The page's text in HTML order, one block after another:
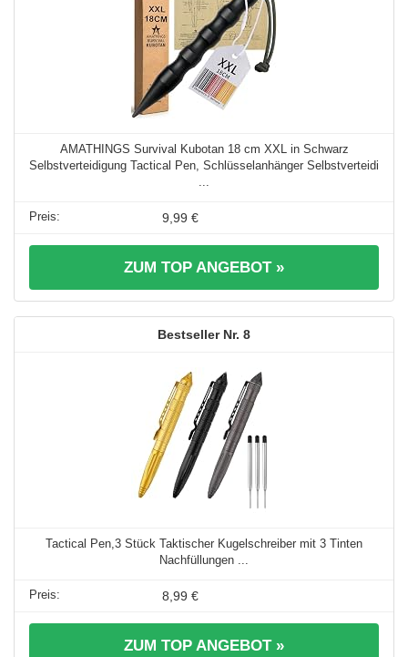
AMATHINGS Survival Kubotan 18 cm XXL in Schwarz
Selbstverteidigung Tactical Pen, Schlüsselanhänger Selbstverteidi
...
9,99 €
ZUM TOP ANGEBOT »
8
Tactical Pen,3 Stück Taktischer Kugelschreiber mit 3 Tinten
Nachfüllungen ...
8,99 €
ZUM TOP ANGEBOT »